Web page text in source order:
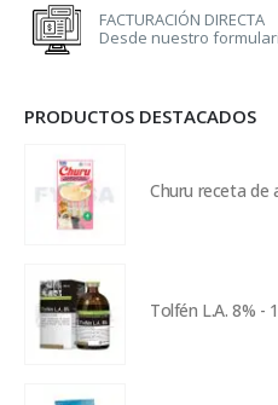
FACTURACIÓN DIRECTA
Desde nuestro
PRODUCTOS DESTACADOS
Churu receta de
Tolfén L.A. 8% -